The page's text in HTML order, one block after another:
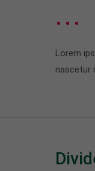
Lorem
nascetur